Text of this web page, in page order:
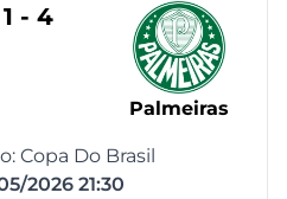
1 - 4
Palmeiras
Copa Do Brasil
2026 21:30